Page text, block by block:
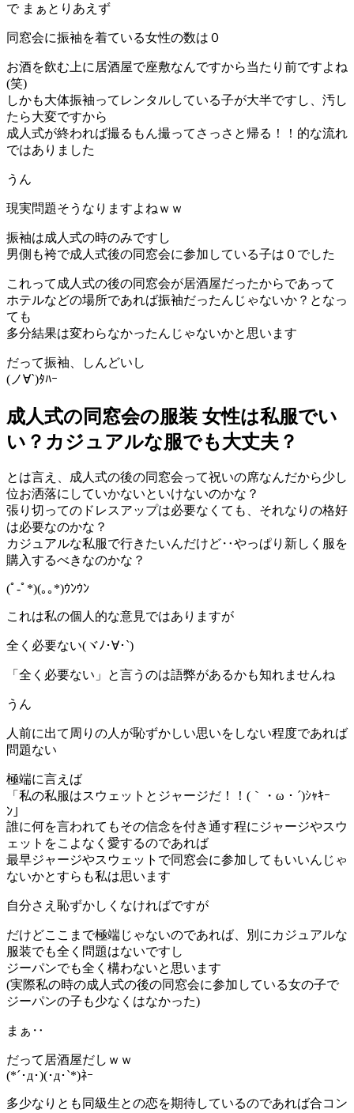
で まぁとりあえず
同窓会に振袖を着ている女性の数は０
お酒を飲む上に居酒屋で座敷なんですから当たり前ですよね
(笑)
しかも大体振袖ってレンタルしている子が大半ですし、汚し
たら大変ですから
成人式が終われば撮るもん撮ってさっさと帰る！！的な流れ
ではありました
うん
現実問題そうなりますよねｗｗ
振袖は成人式の時のみですし
男側も袴で成人式後の同窓会に参加している子は０でした
これって成人式の後の同窓会が居酒屋だったからであって
ホテルなどの場所であれば振袖だったんじゃないか？となっ
ても
多分結果は変わらなかったんじゃないかと思います
だって振袖、しんどいし
(ノ∀`)ﾀﾊｰ
成人式の同窓会の服装 女性は私服でい
い？カジュアルな服でも大丈夫？
とは言え、成人式の後の同窓会って祝いの席なんだから少し
位お洒落にしていかないといけないのかな？
張り切ってのドレスアップは必要なくても、それなりの格好
は必要なのかな？
カジュアルな私服で行きたいんだけど‥やっぱり新しく服を
購入するべきなのかな？
(ﾟ-ﾟ*)(｡｡*)ｳﾝｳﾝ
これは私の個人的な意見ではありますが
全く必要ない(ヾﾉ･∀･`)
「全く必要ない」と言うのは語弊があるかも知れませんね
うん
人前に出て周りの人が恥ずかしい思いをしない程度であれば
問題ない
極端に言えば
「私の私服はスウェットとジャージだ！！(｀・ω・´)ｼｬｷｰ
ﾝ」
誰に何を言われてもその信念を付き通す程にジャージやスウ
ェットをこよなく愛するのであれば
最早ジャージやスウェットで同窓会に参加してもいいんじゃ
ないかとすらも私は思います
自分さえ恥ずかしくなければですが
だけどここまで極端じゃないのであれば、別にカジュアルな
服装でも全く問題はないですし
ジーパンでも全く構わないと思います
(実際私の時の成人式の後の同窓会に参加している女の子で
ジーパンの子も少なくはなかった)
まぁ‥
だって居酒屋だしｗｗ
(*´･д･)(･д･`*)ﾈｰ
多少なりとも同級生との恋を期待しているのであれば合コン